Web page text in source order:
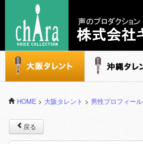
声のプロダクション - 株式会社キャラ
大阪タレント 沖縄タレント
HOME > 大阪タレント > 男性プロフィール
戻る